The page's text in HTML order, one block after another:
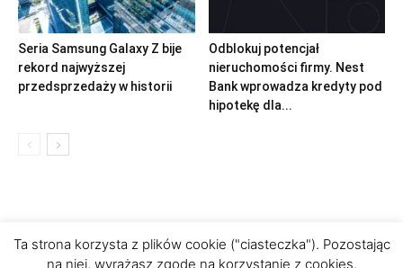
Seria Samsung Galaxy Z bije
rekord najwyższej
przedsprzedaży w historii
Odblokuj potencjał
nieruchomości firmy. Nest
Bank wprowadza kredyty pod
hipotekę dla...
Polityka prywatności
Ta strona korzysta z plików cookie ("ciasteczka"). Pozostając
na niej, wyrażasz zgodę na korzystanie z cookies.